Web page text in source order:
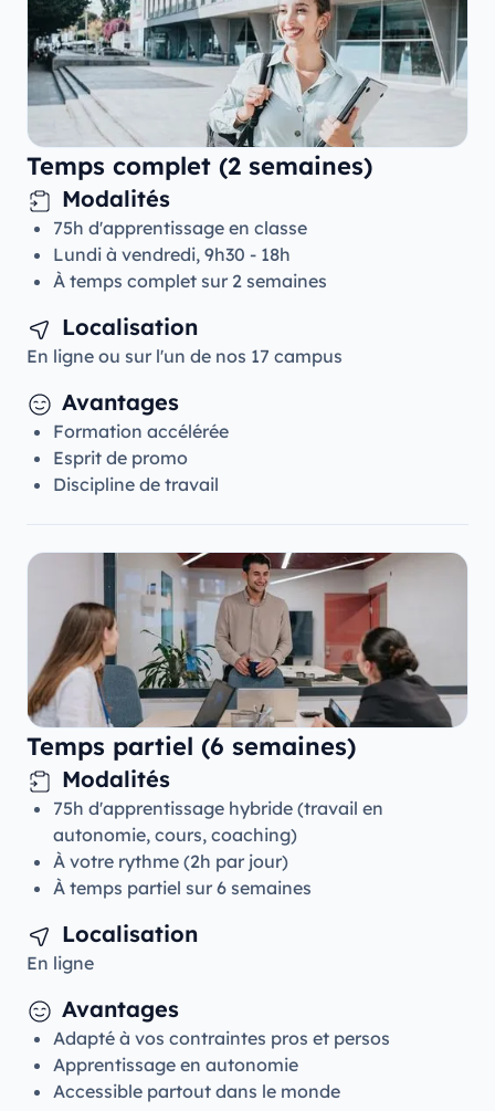
Temps complet (2 semaines)
Modalités
75h d'apprentissage en classe
Lundi à vendredi, 9h30 - 18h
À temps complet sur 2 semaines
Localisation
En ligne ou sur l'un de nos 17 campus
Avantages
Formation accélérée
Esprit de promo
Discipline de travail
Temps partiel (6 semaines)
Modalités
75h d'apprentissage hybride (travail en
autonomie, cours, coaching)
À votre rythme (2h par jour)
À temps partiel sur 6 semaines
Localisation
En ligne
Avantages
Adapté à vos contraintes pros et persos
Apprentissage en autonomie
Accessible partout dans le monde